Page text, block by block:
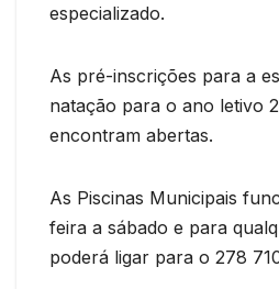
especializado.
As pré-inscrições para a
natação para o ano letivo
encontram abertas.
As Piscinas Municipais
feira a sábado e para
poderá ligar para o 278